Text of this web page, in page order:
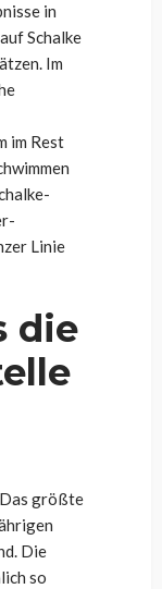
in
Schalke
Im
im Rest
Linie
die
größte
Die
so